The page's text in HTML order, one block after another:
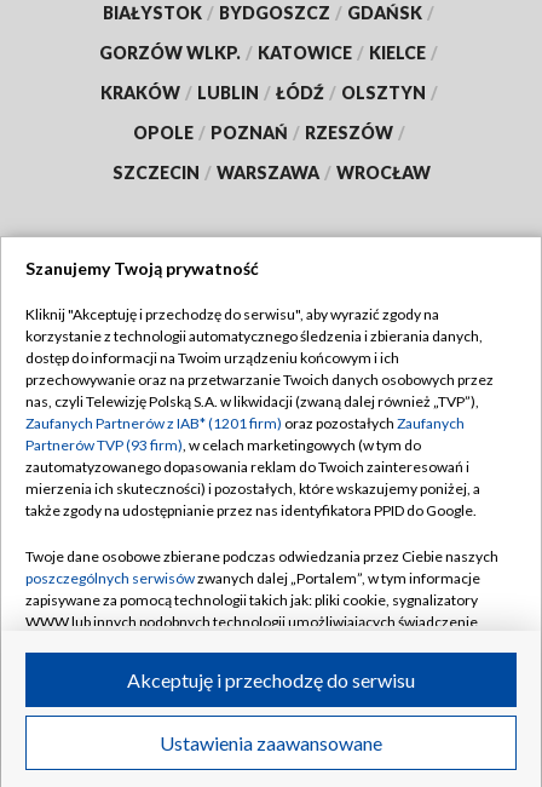
BIAŁYSTOK / BYDGOSZCZ / GDAŃSK /
GORZÓW WLKP. / KATOWICE / KIELCE /
KRAKÓW / LUBLIN / ŁÓDŹ / OLSZTYN /
OPOLE / POZNAŃ / RZESZÓW /
SZCZECIN / WARSZAWA / WROCŁAW
TVP
Abonament TVP
Emisja w TVP
Centrum informacji TVP
Naziemna Telewizja Cyfrowa
Rada Programowa
System NOS
Informacje o nadawcy
Program dla prasy
Ogłoszenie przetargowe
Regulamin TVP
Polityka prywatności
Moje zgody
Pomoc
Kontakt
Kanały
©2026 Telewizja Polska S.A. w likwidacji
Szanujemy Twoją prywatność
Kliknij "Akceptuję i przechodzę do serwisu", aby wyrazić zgody na
korzystanie z technologii automatycznego śledzenia i zbierania danych,
dostęp do informacji na Twoim urządzeniu końcowym i ich
przechowywanie oraz na przetwarzanie Twoich danych osobowych przez
nas, czyli Telewizję Polską S.A. w likwidacji (zwaną dalej również „TVP”),
Zaufanych Partnerów z IAB* (1201 firm) oraz pozostałych Zaufanych
Partnerów TVP (93 firm), w celach marketingowych (w tym do
zautomatyzowanego dopasowania reklam do Twoich zainteresowań i
mierzenia ich skuteczności) i pozostałych, które wskazujemy poniżej, a
także zgody na udostępnianie przez nas identyfikatora PPID do Google.
Twoje dane osobowe zbierane podczas odwiedzania przez Ciebie naszych
poszczególnych serwisówzwanych dalej „Portalem”, w tym informacje
zapisywane za pomocą technologii takich jak: pliki cookie, sygnalizatory
WWW lub innych podobnych technologii umożliwiających świadczenie
ruchu w Internecie.
Twoje dane osobowe zbierane podczas odwiedzania przez Ciebie
poszczególnych serwisówna Portalu, takie jak adresy IP, identyfikatory
Ustawienia zaawansowane
Akceptuję i przechodzę do serwisu